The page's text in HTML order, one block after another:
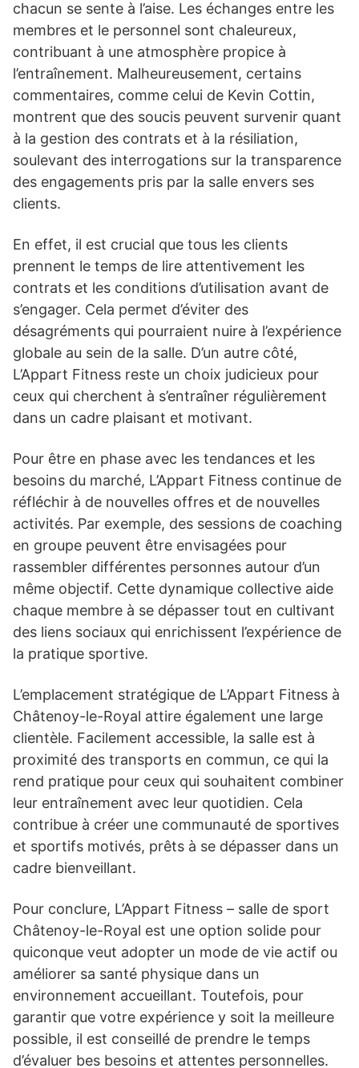
chacun se sente à l’aise. Les échanges entre les
membres et le personnel sont chaleureux,
contribuant à une atmosphère propice à
l’entraînement. Malheureusement, certains
commentaires, comme celui de Kevin Cottin,
montrent que des soucis peuvent survenir quant
à la gestion des contrats et à la résiliation,
soulevant des interrogations sur la transparence
des engagements pris par la salle envers ses
clients.
En effet, il est crucial que tous les clients
prennent le temps de lire attentivement les
contrats et les conditions d’utilisation avant de
s’engager. Cela permet d’éviter des
désagréments qui pourraient nuire à l’expérience
globale au sein de la salle. D’un autre côté,
L’Appart Fitness reste un choix judicieux pour
ceux qui cherchent à s’entraîner régulièrement
dans un cadre plaisant et motivant.
Pour être en phase avec les tendances et les
besoins du marché, L’Appart Fitness continue de
réfléchir à de nouvelles offres et de nouvelles
activités. Par exemple, des sessions de coaching
en groupe peuvent être envisagées pour
rassembler différentes personnes autour d’un
même objectif. Cette dynamique collective aide
chaque membre à se dépasser tout en cultivant
des liens sociaux qui enrichissent l’expérience de
la pratique sportive.
L’emplacement stratégique de L’Appart Fitness à
Châtenoy-le-Royal attire également une large
clientèle. Facilement accessible, la salle est à
proximité des transports en commun, ce qui la
rend pratique pour ceux qui souhaitent combiner
leur entraînement avec leur quotidien. Cela
contribue à créer une communauté de sportives
et sportifs motivés, prêts à se dépasser dans un
cadre bienveillant.
Pour conclure, L’Appart Fitness – salle de sport
Châtenoy-le-Royal est une option solide pour
quiconque veut adopter un mode de vie actif ou
améliorer sa santé physique dans un
environnement accueillant. Toutefois, pour
garantir que votre expérience y soit la meilleure
possible, il est conseillé de prendre le temps
d’évaluer bes besoins et attentes personnelles.